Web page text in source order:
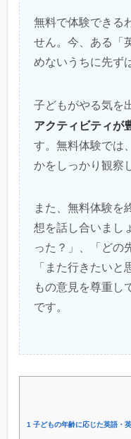
無料で体験できる
せん。今、ある「
めないうちに先ず
子どもがやる気を
アクティビティが
す。無料体験では
かをしっかり観察
また、無料体験を
想を話し合いまし
った？」、「どの
「また行きたい
もの意見を尊重し
です。
1 子どもの年齢に応じた英語・